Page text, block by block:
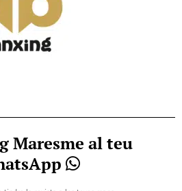
Maresme al teu